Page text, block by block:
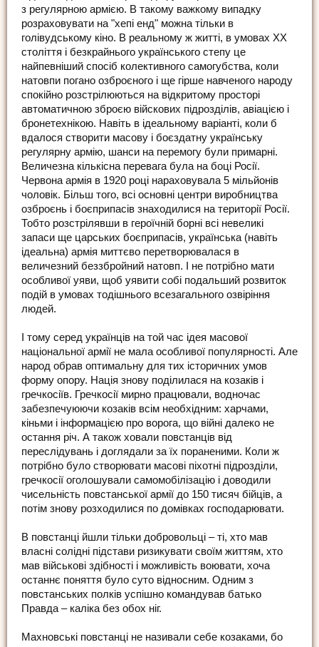
з регулярною армією. В такому важкому випадку
розраховувати на "хепі енд" можна тільки в
голівудському кіно. В реальному ж житті, в умовах ХХ
століття і безкрайнього українського степу це
найпевніший спосіб колективного самогубства, коли
натовпи погано озброєного і ще гірше навченого народу
спокійно розстрілюються на відкритому просторі
автоматичною зброєю війскових підрозділів, авіацією і
бронетехнікою. Навіть в ідеальному варіанті, коли б
вдалося створити масову і боєздатну українську
регулярну армію, шанси на перемогу були примарні.
Величезна кількісна перевага була на боці Росії.
Червона армія в 1920 році нараховувала 5 мільйонів
чоловік. Більш того, всі основні центри виробництва
озброєнь і боєприпасів знаходилися на території Росії.
Тобто розстрілявши в героїчній борні всі невеликі
запаси ще царських боєприпасів, українська (навіть
ідеальна) армія миттєво перетворювалася в
величезний беззбройний натовп. І не потрібно мати
особливої уяви, щоб уявити собі подальший розвиток
подій в умовах тодішнього всезагального озвіріння
людей.
І тому серед українців на той час ідея масової
національної армії не мала особливої популярності. Але
народ обрав оптимальну для тих історичних умов
форму опору. Нація знову поділилася на козаків і
гречкосіїв. Гречкосії мирно працювали, водночас
забезпечуюючи козаків всім необхідним: харчами,
кіньми і інформацією про ворога, що війні далеко не
остання річ. А також ховали повстанців від
переслідувань і доглядали за їх пораненими. Коли ж
потрібно було створювати масові піхотні підрозділи,
гречкосії оголошували самомобілізацію і доводили
чисельність повстанської армії до 150 тисяч бійців, а
потім знову розходилися по домівках господарювати.
В повстанці йшли тільки добровольці – ті, хто мав
власні солідні підстави ризикувати своїм життям, хто
мав військові здібності і можливість воювати, хоча
останнє поняття було суто відносним. Одним з
повстанських полків успішно командував батько
Правда – каліка без обох ніг.
Махновські повстанці не називали себе козаками, бо